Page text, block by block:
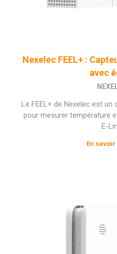
Nexelec FEEL+ :
avec
Le FEEL+ de Nexelec est un
pour mesurer température
E-
En